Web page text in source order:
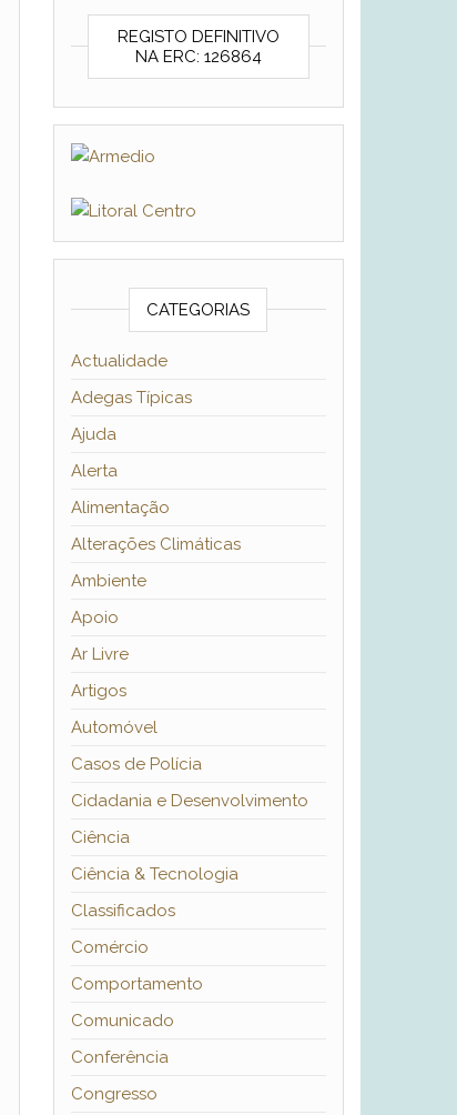
REGISTO DEFINITIVO
NA ERC: 126864
CATEGORIAS
Actualidade
Adegas Típicas
Ajuda
Alerta
Alimentação
Alterações Climáticas
Ambiente
Apoio
Ar Livre
Artigos
Automóvel
Casos de Polícia
Cidadania e Desenvolvimento
Ciência
Ciência & Tecnologia
Classificados
Comércio
Comportamento
Comunicado
Conferência
Congresso